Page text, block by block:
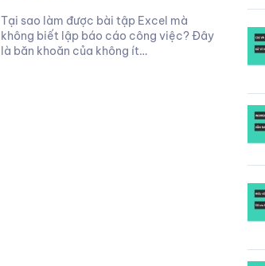
Tại sao làm được bài tập Excel mà
không biết lập báo cáo công việc? Đây
là băn khoăn của không ít…